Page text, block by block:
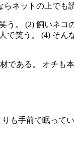
ネットの上でも
。 (2) 飼いネ
で笑う。 (4) そ
である。 オチも
も手前で眠って